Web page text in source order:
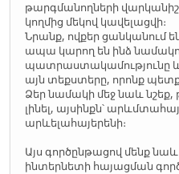
թարգմանողների
կողմից մեկով կավելացվի։
Նրանք, ովքեր ցանկանում
ապա կարող են ինձ
պատրաստակամությունը և
այն տեքստերը, որոնք
Ձեր նամակի մեջ նաև նշեք,
լինել, այսինքն՝
արևելահայերենի։
Այս գործընթացով մենք
ինտերնետի հայացման